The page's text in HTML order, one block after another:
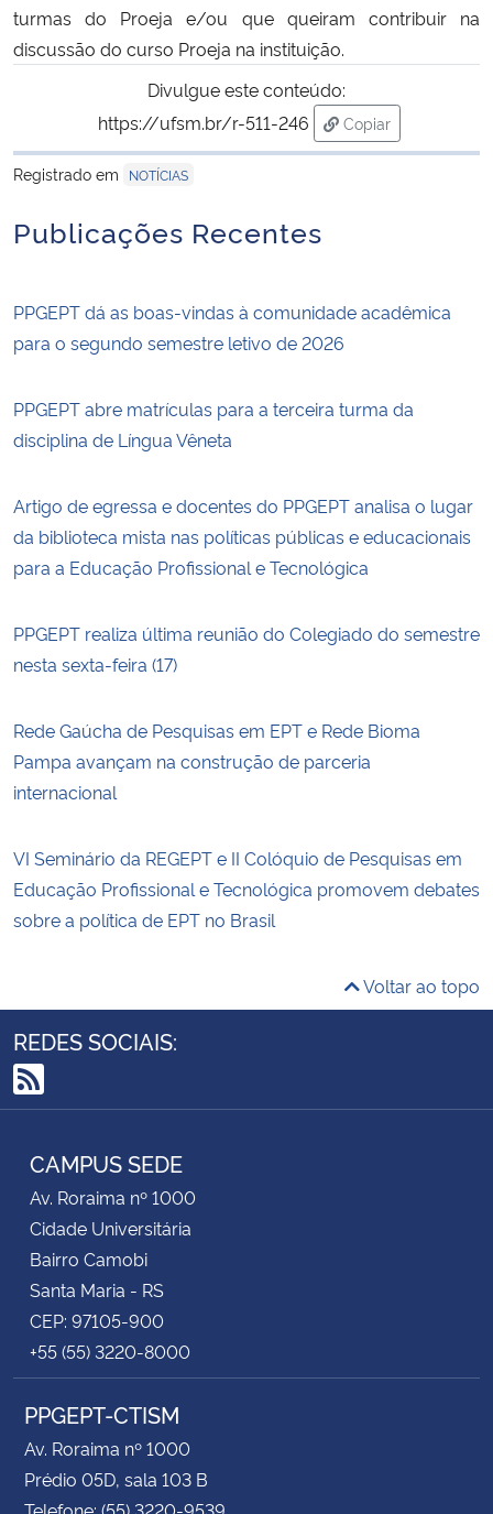
turmas do Proeja e/ou que queiram contribuir na
discussão do curso Proeja na instituição.
Divulgue este conteúdo:
https://ufsm.br/r-511-246
Copiar
para área de
Registrado em
NOTÍCIAS
Publicações Recentes
PPGEPT dá as boas-vindas à comunidade acadêmica
para o segundo semestre letivo de 2026
PPGEPT abre matrículas para a terceira turma da
disciplina de Língua Vêneta
Artigo de egressa e docentes do PPGEPT analisa o lugar
da biblioteca mista nas políticas públicas e educacionais
para a Educação Profissional e Tecnológica
PPGEPT realiza última reunião do Colegiado do semestre
nesta sexta-feira (17)
Rede Gaúcha de Pesquisas em EPT e Rede Bioma
Pampa avançam na construção de parceria
internacional
VI Seminário da REGEPT e II Colóquio de Pesquisas em
Educação Profissional e Tecnológica promovem debates
sobre a política de EPT no Brasil
Voltar ao topo
REDES SOCIAIS:
RSS
CAMPUS SEDE
Av. Roraima nº 1000
Cidade Universitária
Bairro Camobi
Santa Maria - RS
CEP: 97105-900
+55 (55) 3220-8000
PPGEPT-CTISM
Av. Roraima nº 1000
Prédio 05D, sala 103 B
Telefone: (55) 3220-9539